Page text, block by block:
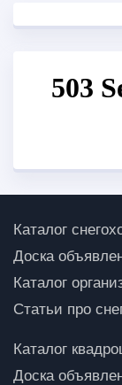
Каталог
Доска
Каталог
Статьи про
Каталог
Доска